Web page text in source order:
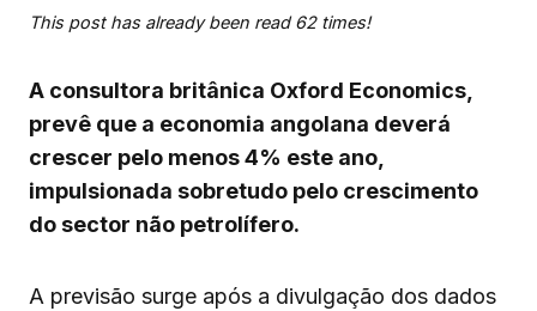
This post has already been read 62 times!
A consultora britânica Oxford Economics,
prevê que a economia angolana deverá
crescer pelo menos 4% este ano,
impulsionada sobretudo pelo crescimento
do sector não petrolífero.
A previsão surge após a divulgação dos dados